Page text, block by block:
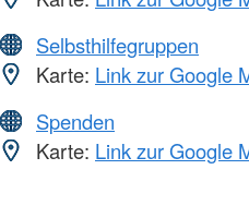
Selbsthilfegruppen
Karte: Link zur Google
Spenden
Karte: Link zur Google